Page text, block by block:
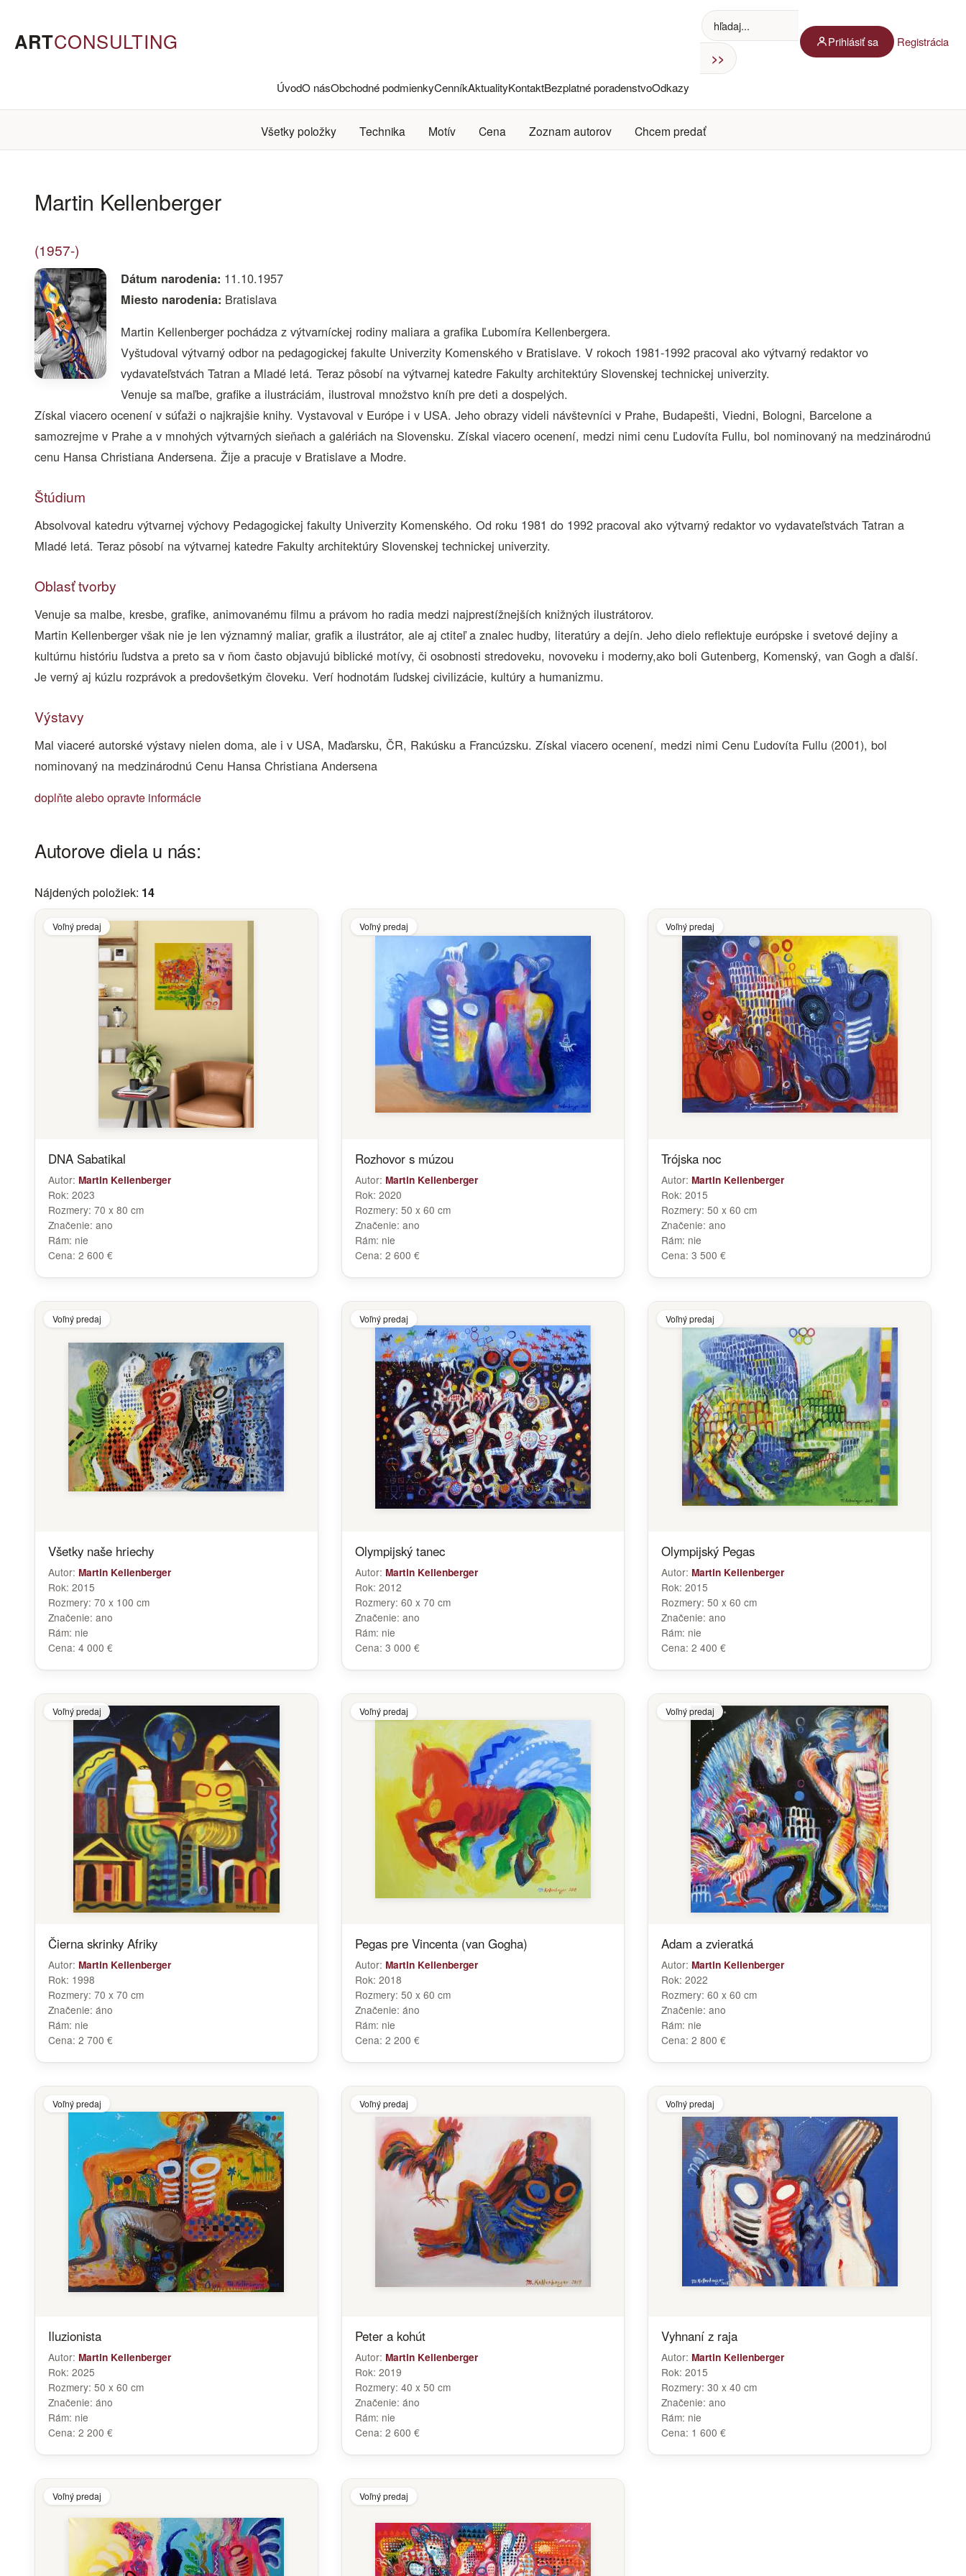
ARTCONSULTING
ÚvodO násObchodné podmienkyCenníkAktualityKontaktBezplatné poradenstvoOdkazy
Prihlásiť sa Registrácia
Všetky položky Technika Motív Cena Zoznam autorov Chcem predať
Martin Kellenberger
(1957-)
Dátum narodenia: 11.10.1957
Miesto narodenia: Bratislava
Martin Kellenberger pochádza z výtvarníckej rodiny maliara a grafika Ľubomíra Kellenbergera.
Vyštudoval výtvarný odbor na pedagogickej fakulte Univerzity Komenského v Bratislave. V rokoch 1981-1992 pracoval ako výtvarný redaktor vo
vydavateľstvách Tatran a Mladé letá. Teraz pôsobí na výtvarnej katedre Fakulty architektúry Slovenskej technickej univerzity.
Venuje sa maľbe, grafike a ilustráciám, ilustroval množstvo kníh pre deti a dospelých.
Získal viacero ocenení v súťaži o najkrajšie knihy. Vystavoval v Európe i v USA. Jeho obrazy videli návštevníci v Prahe, Budapešti, Viedni, Bologni, Barcelone a
samozrejme v Prahe a v mnohých výtvarných sieňach a galériách na Slovensku. Získal viacero ocenení, medzi nimi cenu Ľudovíta Fullu, bol nominovaný na medzinárodnú
cenu Hansa Christiana Andersena. Žije a pracuje v Bratislave a Modre.
Štúdium
Absolvoval katedru výtvarnej výchovy Pedagogickej fakulty Univerzity Komenského. Od roku 1981 do 1992 pracoval ako výtvarný redaktor vo vydavateľstvách Tatran a
Mladé letá. Teraz pôsobí na výtvarnej katedre Fakulty architektúry Slovenskej technickej univerzity.
Oblasť tvorby
Venuje sa malbe, kresbe, grafike, animovanému filmu a právom ho radia medzi najprestížnejších knižných ilustrátorov.
Martin Kellenberger však nie je len významný maliar, grafik a ilustrátor, ale aj ctiteľ a znalec hudby, literatúry a dejín. Jeho dielo reflektuje európske i svetové dejiny a
kultúrnu históriu ľudstva a preto sa v ňom často objavujú biblické motívy, či osobnosti stredoveku, novoveku i moderny,ako boli Gutenberg, Komenský, van Gogh a ďalší.
Je verný aj kúzlu rozprávok a predovšetkým človeku. Verí hodnotám ľudskej civilizácie, kultúry a humanizmu.
Výstavy
Mal viaceré autorské výstavy nielen doma, ale i v USA, Maďarsku, ČR, Rakúsku a Francúzsku. Získal viacero ocenení, medzi nimi Cenu Ľudovíta Fullu (2001), bol
nominovaný na medzinárodnú Cenu Hansa Christiana Andersena
doplňte alebo opravte informácie
Autorove diela u nás:
Nájdených položiek: 14
Voľný predaj
DNA Sabatikal
Autor: Martin Kellenberger
Rok: 2023
Rozmery: 70 x 80 cm
Značenie: ano
Rám: nie
Cena: 2 600 €
Voľný predaj
Rozhovor s múzou
Autor: Martin Kellenberger
Rok: 2020
Rozmery: 50 x 60 cm
Značenie: ano
Rám: nie
Cena: 2 600 €
Voľný predaj
Trójska noc
Autor: Martin Kellenberger
Rok:2015
Rozmery:50 x 60 cm
Značenie:ano
Rám: nie
Cena: 3 500 €
Voľný predaj
Všetky naše hriechy
Autor: Martin Kellenberger
Rok: 2015
Rozmery: 70 x 100 cm
Značenie: ano
Rám: nie
Cena: 4 000 €
Voľný predaj
Olympijský tanec
Autor: Martin Kellenberger
Rok: 2012
Rozmery: 60 x 70 cm
Značenie: ano
Rám: nie
Cena: 3 000 €
Voľný predaj
Olympijský Pegas
Autor: Martin Kellenberger
Rok:2015
Rozmery:50 x 60 cm
Značenie:ano
Rám: nie
Cena: 2 400 €
Voľný predaj
Čierna skrinky Afriky
Autor: Martin Kellenberger
Rok: 1998
Rozmery: 70 x 70 cm
Značenie: áno
Rám: nie
Cena: 2 700 €
Voľný predaj
Pegas pre Vincenta (van Gogha)
Autor: Martin Kellenberger
Rok: 2018
Rozmery: 50 x 60 cm
Značenie: áno
Rám: nie
Cena: 2 200 €
Voľný predaj
Adam a zvieratká
Autor: Martin Kellenberger
Rok:2022
Rozmery:60 x 60 cm
Značenie:ano
Rám: nie
Cena: 2 800 €
Voľný predaj
Iluzionista
Autor: Martin Kellenberger
Rok: 2025
Rozmery: 50 x 60 cm
Značenie: áno
Rám: nie
Cena: 2 200 €
Voľný predaj
Peter a kohút
Autor: Martin Kellenberger
Rok: 2019
Rozmery: 40 x 50 cm
Značenie: áno
Rám: nie
Cena: 2 600 €
Voľný predaj
Vyhnaní z raja
Autor: Martin Kellenberger
Rok:2015
Rozmery:30 x 40 cm
Značenie:ano
Rám: nie
Cena: 1 600 €
Voľný predaj Voľný predaj